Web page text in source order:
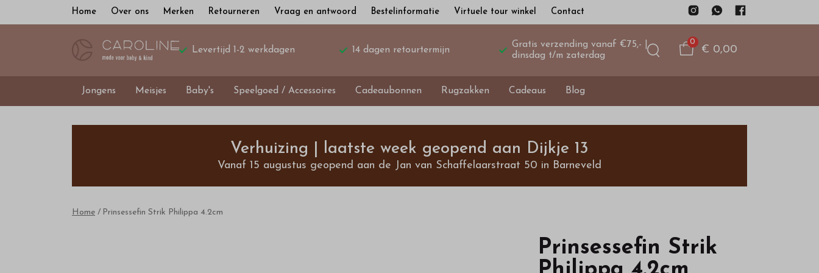
Home Over ons Merken Retourneren Vraag en antwoord Bestelinformatie Virtuele tour winkel Contact
Levertijd 1-2 werkdagen 14 dagen retourtermijn
Gratis verzending vanaf €75,- |
dinsdag t/m zaterdag
0
€ 0,00
Jongens Meisjes Baby's Speelgoed / Accessoires Cadeaubonnen Rugzakken Cadeaus Blog
Prinsessefin
Philippa
4.2cm
Verhuizing | laatste week geopend aan Dijkje 13
Vanaf 15 augustus geopend aan de Jan van Schaffelaarstraat 50 in Barneveld
Home Prinsessefin Strik Philippa 4.2cm
Prinsessefin Strik